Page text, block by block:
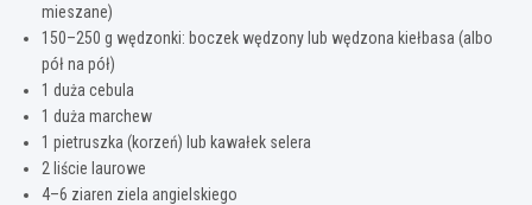
mieszane)
150–250 g wędzonki: boczek wędzony lub wędzona kiełbasa (albo
pół na pół)
1 duża cebula
1 duża marchew
1 pietruszka (korzeń) lub kawałek selera
2 liście laurowe
4–6 ziaren ziela angielskiego